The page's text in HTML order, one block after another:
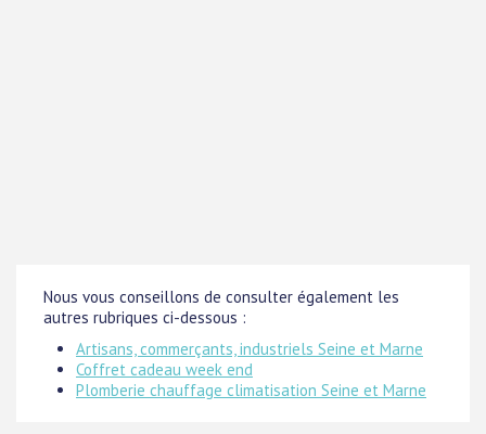
Nous vous conseillons de consulter également les
autres rubriques ci-dessous :
Artisans, commerçants, industriels Seine et Marne
Coffret cadeau week end
Plomberie chauffage climatisation Seine et Marne